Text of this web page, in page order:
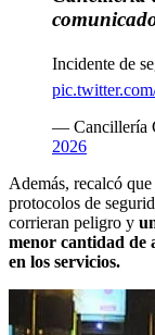
Incidente de
— Cancillería
2026
Además, recalcó
protocolos de
corrieran peligro y
menor cantidad de
en los servicios.